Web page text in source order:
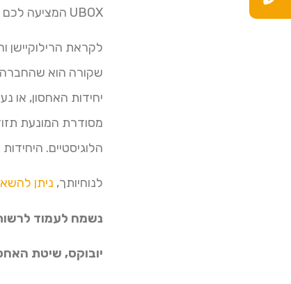
UBOX המציעה לכם פתרון אחסנת דירה המתאים לדרישות הנ“ל.
לקראת הרילוקיישן
שקורה הוא שהחברה
יחידות האחסון, או
הלוגיסטיים.
לנוחיותך, ניתן
נשמח לעמוד
יובוקס, שיטת